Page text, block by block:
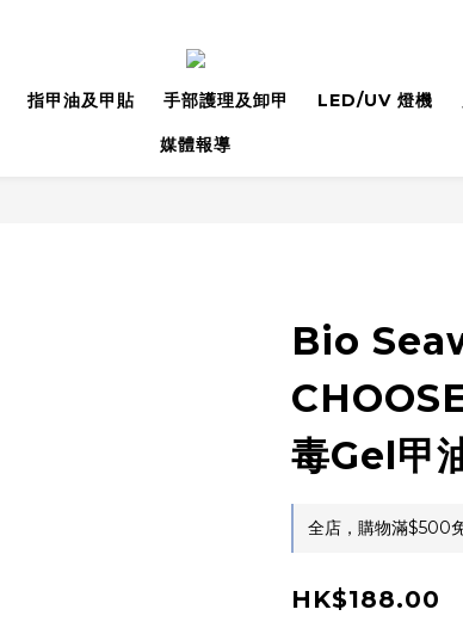
指甲油及甲貼 手部護理及卸甲 LED/UV 燈機
媒體報導
Bio
毒Gel甲
全店，購物滿$500
HK$188.00